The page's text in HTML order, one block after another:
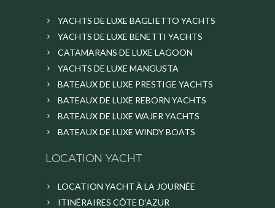
YACHTS DE LUXE BAGLIETTO YACHTS
YACHTS DE LUXE BENETTI YACHTS
CATAMARANS DE LUXE LAGOON
YACHTS DE LUXE MANGUSTA
BATEAUX DE LUXE PRESTIGE YACHTS
BATEAUX DE LUXE REBORN YACHTS
BATEAUX DE LUXE WAJER YACHTS
BATEAUX DE LUXE WINDY BOATS
LOCATION YACHT
LOCATION YACHT À LA JOURNÉE
ITINÉRAIRES CÔTE D’AZUR